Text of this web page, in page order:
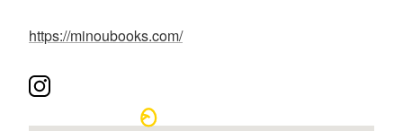
https://minoubooks.com/